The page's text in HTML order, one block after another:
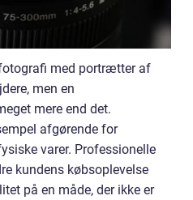
med portrætter af
men en
mere end det.
afgørende for
varer. Professionelle
kundens købsoplevelse
på en måde, der ikke er